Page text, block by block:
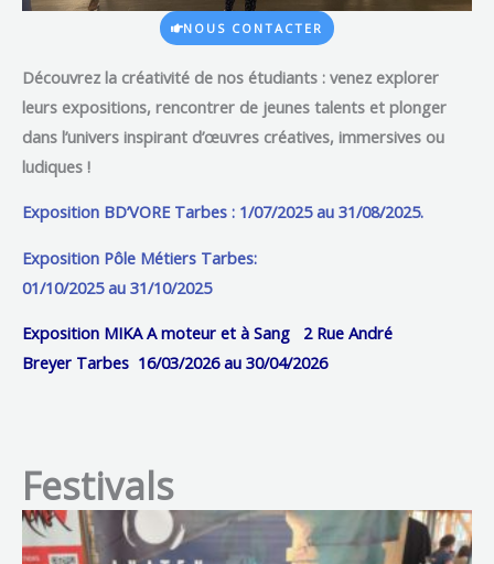
NOUS CONTACTER
Découvrez la créativité de nos étudiants : venez explorer
leurs expositions, rencontrer de jeunes talents et plonger
dans l’univers inspirant d’œuvres créatives, immersives ou
ludiques !
Exposition BD’VORE Tarbes : 1/07/2025 au 31/08/2025.
Exposition Pôle Métiers Tarbes:
01/10/2025 au 31/10/2025
Exposition MIKA A moteur et à Sang 2 Rue André
Breyer Tarbes 16/03/2026 au 30/04/2026
Festivals